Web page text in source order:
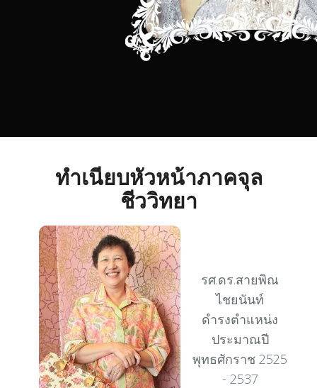
ทำเนียบหัวหน้าภาคจุล
ชีววิทยา
รศ.ดร.สายพิณ
ไชยนันท์
ดำรงตำแหน่ง
ประมาณปี
พุทธศักราช 2525
- 2537